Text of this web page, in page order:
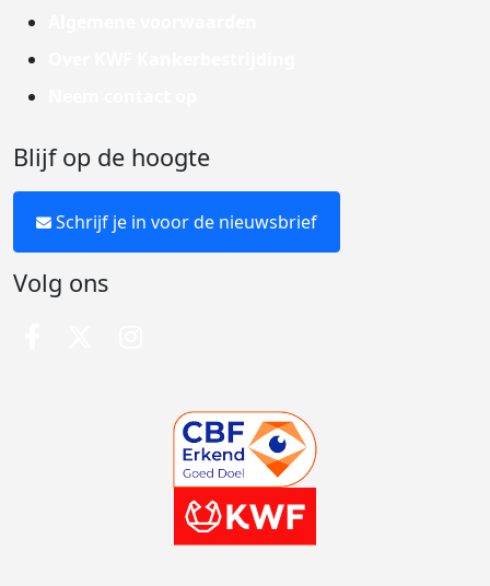
Blijf op de hoogte
Schrijf je in voor de nieuwsbrief
Volg ons